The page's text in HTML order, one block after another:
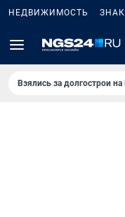
НЕДВИЖИМОСТЬ
Взялись за долгострои